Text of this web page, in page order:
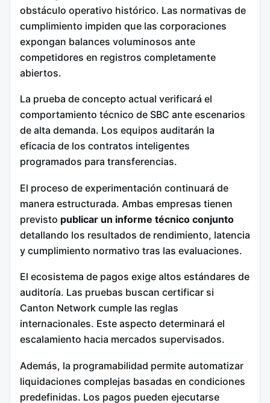
obstáculo operativo histórico. Las normativas de
cumplimiento impiden que las corporaciones
expongan balances voluminosos ante
competidores en registros completamente
abiertos.
La prueba de concepto actual verificará el
comportamiento técnico de SBC ante escenarios
de alta demanda. Los equipos auditarán la
eficacia de los contratos inteligentes
programados para transferencias.
El proceso de experimentación continuará de
manera estructurada. Ambas empresas tienen
previsto publicar un informe técnico conjunto
detallando los resultados de rendimiento, latencia
y cumplimiento normativo tras las evaluaciones.
El ecosistema de pagos exige altos estándares de
auditoría. Las pruebas buscan certificar si
Canton Network cumple las reglas
internacionales. Este aspecto determinará el
escalamiento hacia mercados supervisados.
Además, la programabilidad permite automatizar
liquidaciones complejas basadas en condiciones
predefinidas. Los pagos pueden ejecutarse